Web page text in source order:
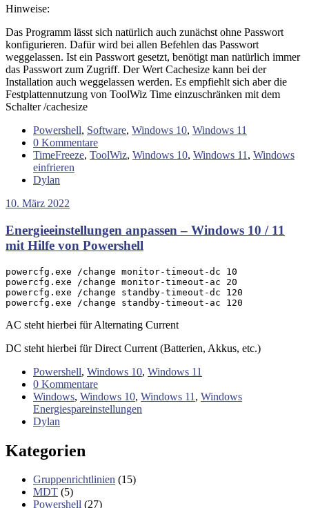
Hinweise:
Das Programm lässt sich natürlich auch zunächst ohne Passwort
konfigurieren. Dafür wird bei allen Befehlen das Passwort
weggelassen. Ist ein Passwort gesetzt, benötigt man natürlich immer
das Passwort zum Zugriff. Der Wert Cachesize kann bei der
Installation auch weggelassen werden. Es empfiehlt sich aber die
Festplattennutzung von ToolWiz Time einzuschränken mit dem
Schalter /cachesize
Powershell, Software, Windows 10, Windows 11
0 Kommentare
TimeFreeze, ToolWiz, Windows 10, Windows 11 , Windows
einfrieren
Dylan
10. März 2022
Energieeinstellungen anpassen – Windows 10 / 11
mit Hilfe von Powershell
powercfg.exe /change monitor-timeout-dc 10
powercfg.exe /change monitor-timeout-ac 20
powercfg.exe /change standby-timeout-dc 120
powercfg.exe /change standby-timeout-ac 120
AC steht hierbei für Alternating Current
DC steht hierbei für Direct Current (Batterien, Akkus, etc.)
Powershell, Windows 10, Windows 11
0 Kommentare
Windows, Windows 10, Windows 11 , Windows
Energiespareinstellungen
Dylan
Kategorien
Gruppenrichtlinien (15)
MDT (5)
Powershell (27)